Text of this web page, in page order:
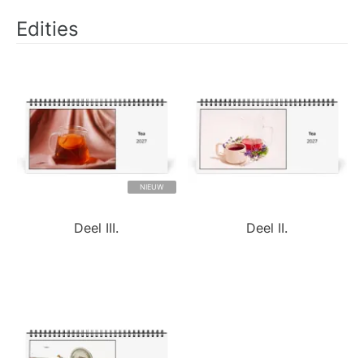
Edities
NIEUW
Deel III. Deel II.